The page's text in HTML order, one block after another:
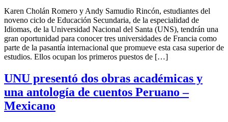
Karen Cholán Romero y Andy Samudio Rincón, estudiantes del
noveno ciclo de Educación Secundaria, de la especialidad de
Idiomas, de la Universidad Nacional del Santa (UNS), tendrán una
gran oportunidad para conocer tres universidades de Francia como
parte de la pasantía internacional que promueve esta casa superior de
estudios. Ellos ocupan los primeros puestos de […]
UNU presentó dos obras académicas y
una antología de cuentos Peruano –
Mexicano